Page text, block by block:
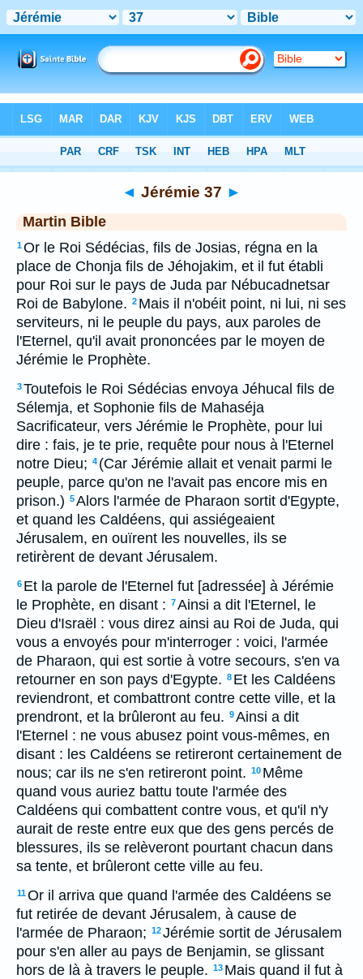
> Jérémie 37
◄ Jérémie 37 ►
Martin Bible
1Or le Roi Sédécias, fils de Josias, régna en la
place de Chonja fils de Jéhojakim, et il fut établi
pour Roi sur le pays de Juda par Nébucadnetsar
Roi de Babylone. 2 Mais il n'obéit point, ni lui, ni ses
serviteurs, ni le peuple du pays, aux paroles de
l'Eternel, qu'il avait prononcées par le moyen de
Jérémie le Prophète.
3Toutefois le Roi Sédécias envoya Jéhucal fils de
Sélemja, et Sophonie fils de Mahaséja
Sacrificateur, vers Jérémie le Prophète, pour lui
dire : fais, je te prie, requête pour nous à l'Eternel
notre Dieu; 4 (Car Jérémie allait et venait parmi le
peuple, parce qu'on ne l'avait pas encore mis en
prison.) 5Alors l'armée de Pharaon sortit d'Egypte,
et quand les Caldéens, qui assiégeaient
Jérusalem, en ouïrent les nouvelles, ils se
retirèrent de devant Jérusalem.
6 Et la parole de l'Eternel fut [adressée] à Jérémie
le Prophète, en disant : 7Ainsi a dit l'Eternel, le
Dieu d'Israël : vous direz ainsi au Roi de Juda, qui
vous a envoyés pour m'interroger : voici, l'armée
de Pharaon, qui est sortie à votre secours, s'en va
retourner en son pays d'Egypte. 8 Et les Caldéens
reviendront, et combattront contre cette ville, et la
prendront, et la brûleront au feu. 9Ainsi a dit
l'Eternel : ne vous abusez point vous-mêmes, en
disant : les Caldéens se retireront certainement de
nous; car ils ne s'en retireront point. 10 Même
quand vous auriez battu toute l'armée des
Caldéens qui combattent contre vous, et qu'il n'y
aurait de reste entre eux que des gens percés de
blessures, ils se relèveront pourtant chacun dans
sa tente, et brûleront cette ville au feu.
11Or il arriva que quand l'armée des Caldéens se
fut retirée de devant Jérusalem, à cause de
l'armée de Pharaon; 12Jérémie sortit de Jérusalem
pour s'en aller au pays de Benjamin, se glissant
hors de là à travers le peuple. 13 Mais quand il fut à